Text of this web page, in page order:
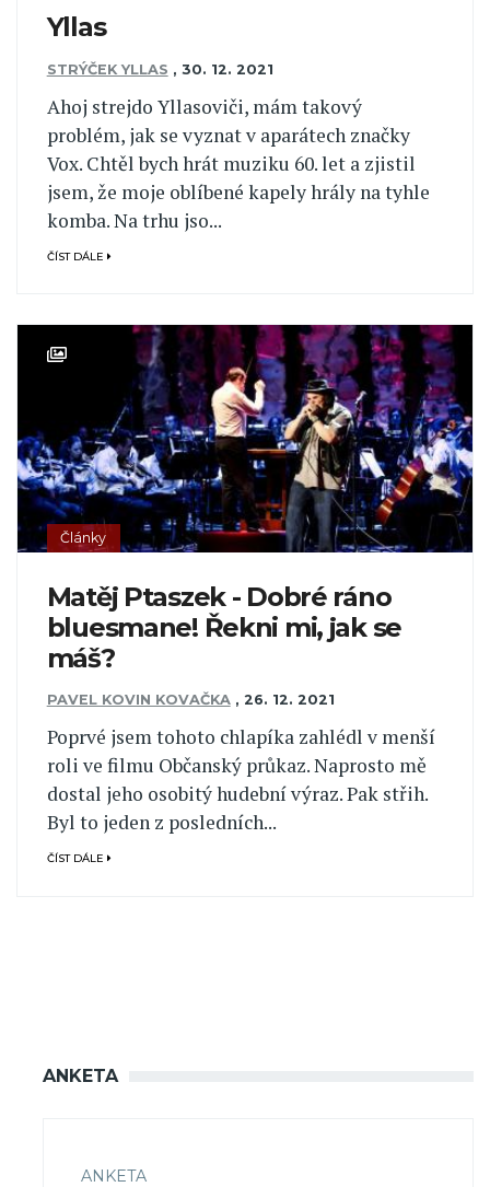
Yllas
STRÝČEK YLLAS , 30. 12. 2021
Ahoj strejdo Yllasoviči, mám takový
problém, jak se vyznat v aparátech značky
Vox. Chtěl bych hrát muziku 60. let a zjistil
jsem, že moje oblíbené kapely hrály na tyhle
komba. Na trhu jso...
ČÍST DÁLE
Články
Matěj Ptaszek - Dobré ráno
bluesmane! Řekni mi, jak se
máš?
PAVEL KOVIN KOVAČKA , 26. 12. 2021
Poprvé jsem tohoto chlapíka zahlédl v menší
roli ve filmu Občanský průkaz. Naprosto mě
dostal jeho osobitý hudební výraz. Pak střih.
Byl to jeden z posledních...
ČÍST DÁLE
ANKETA
ANKETA